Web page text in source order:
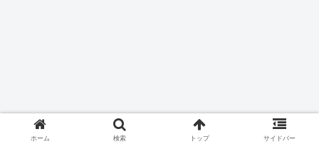
ホーム 検索 トップ サイドバー